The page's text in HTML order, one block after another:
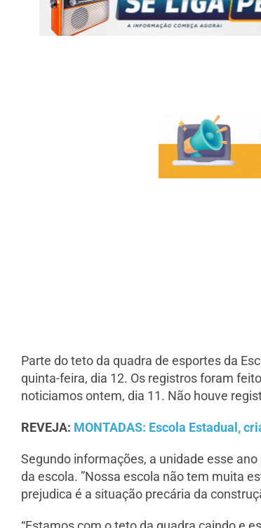
Parte do teto da quadra de esportes da
quinta-feira, dia 12. Os registros foram
noticiamos ontem, dia 11. Não houve
REVEJA: MONTADAS: Escola Estadual,
Segundo informações, a unidade esse
da escola. ”Nossa escola não tem muita
prejudica é a situação precária da